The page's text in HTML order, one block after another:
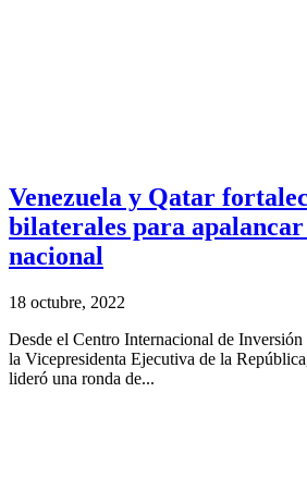
Venezuela y Qatar
bilaterales para
nacional
18 octubre, 2022
Desde el Centro Internacional de Inversión
la Vicepresidenta Ejecutiva de la
lideró una ronda de...